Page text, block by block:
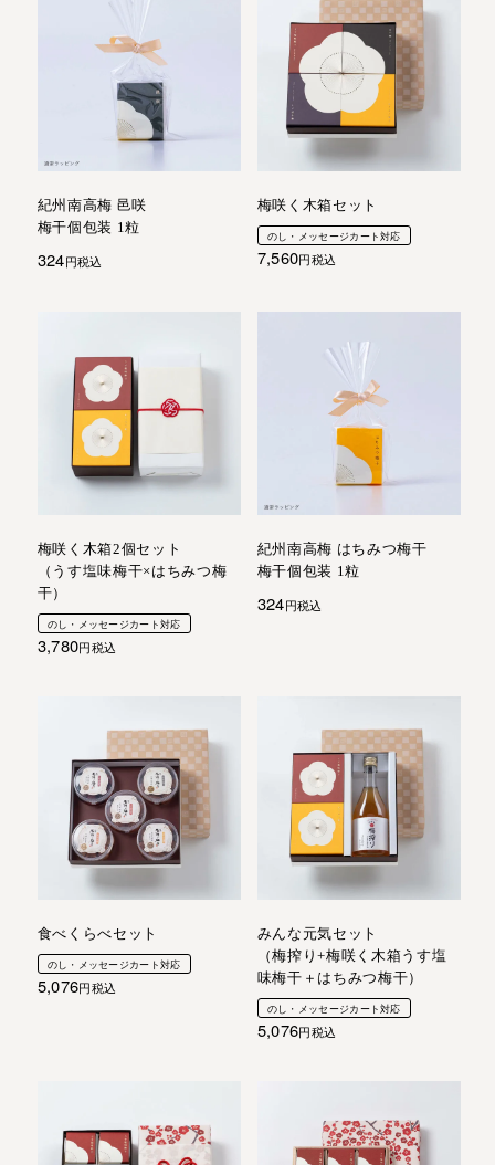
紀州南高梅 邑咲
梅干個包装 1粒
324 税込
梅咲く木箱セット
のし・メッセージカート対応
7,560 税込
梅咲く木箱2個セット
（うす塩味梅干×はちみつ梅
干）
のし・メッセージカート対応
3,780 税込
紀州南高梅 はちみつ梅干
梅干個包装 1粒
324 税込
食べくらべセット
のし・メッセージカート対応
5,076 税込
みんな元気セット
（梅搾り+梅咲く木箱うす塩
味梅干＋はちみつ梅干）
のし・メッセージカート対応
5,076 税込